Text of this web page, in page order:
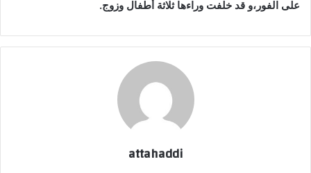
على الفور،و قد خلفت وراءها ثلاثة أطفال وزوج.
attahaddi